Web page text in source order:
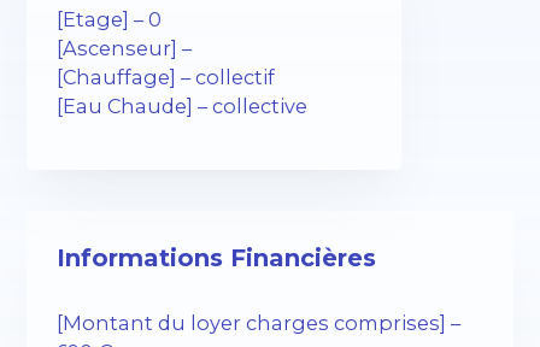
[Etage] – 0
[Ascenseur] –
[Chauffage] – collectif
[Eau Chaude] – collective
Informations Financières
[Montant du loyer charges comprises] –